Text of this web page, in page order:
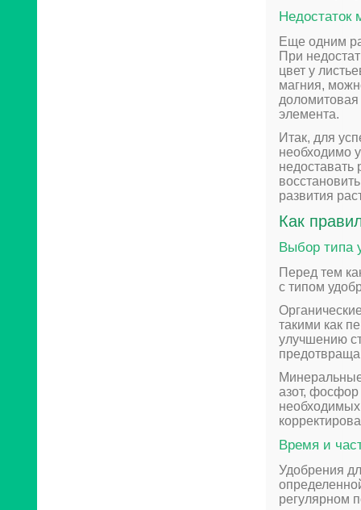
Недостаток
Еще одним
При
цвет у
магния,
элемента.
Итак, для
необходимо
развития
Как
Выбор типа
Перед тем
с типом
такими как
улучшению
азот,
Время и
Удобрения
регулярном